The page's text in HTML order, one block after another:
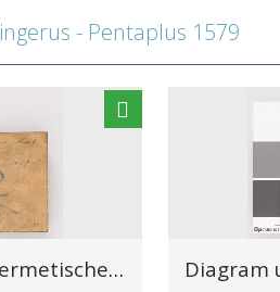
- Pentaplus 1579
Diagram uit de hermetische kabbala